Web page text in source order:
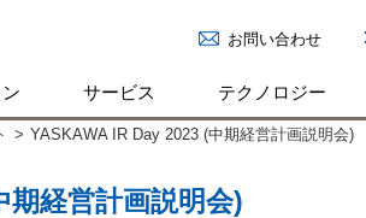
お問い合わせ
サービス テクノロジー
> YASKAWA IR Day 2023 (中期経営計画説明会)
経営計画説明会)